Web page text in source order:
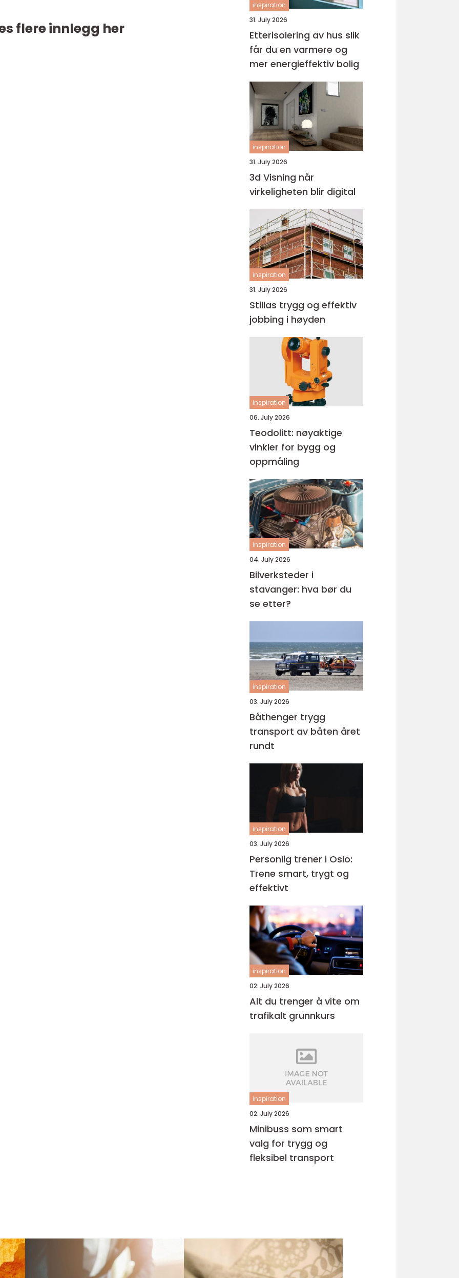
flere innlegg her
inspiration
31. July 2026
Etterisolering av hus slik
får du en varmere og
mer energieffektiv bolig
inspiration
31. July 2026
3d Visning når
virkeligheten blir digital
inspiration
31. July 2026
Stillas trygg og effektiv
jobbing i høyden
inspiration
06. July 2026
Teodolitt: nøyaktige
vinkler for bygg og
oppmåling
inspiration
04. July 2026
Bilverksteder i
stavanger: hva bør du
se etter?
inspiration
03. July 2026
Båthenger trygg
transport av båten året
rundt
inspiration
03. July 2026
Personlig trener i Oslo:
Trene smart, trygt og
effektivt
inspiration
02. July 2026
Alt du trenger å vite om
trafikalt grunnkurs
inspiration
02. July 2026
Minibuss som smart
valg for trygg og
fleksibel transport